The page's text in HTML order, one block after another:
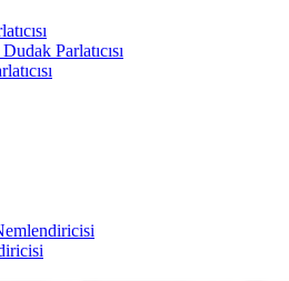
Parlatıcısı